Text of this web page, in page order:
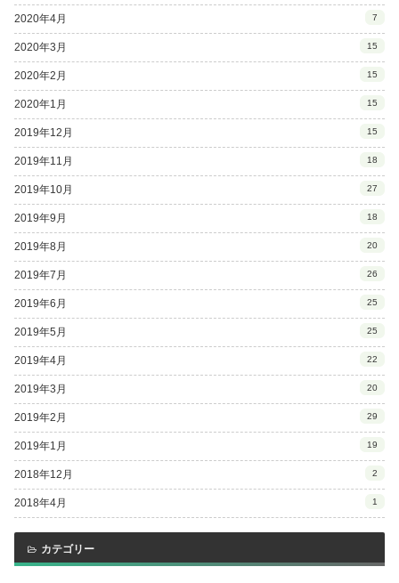
2020年4月 7
2020年3月 15
2020年2月 15
2020年1月 15
2019年12月 15
2019年11月 18
2019年10月 27
2019年9月 18
2019年8月 20
2019年7月 26
2019年6月 25
2019年5月 25
2019年4月 22
2019年3月 20
2019年2月 29
2019年1月 19
2018年12月 2
2018年4月 1
カテゴリー